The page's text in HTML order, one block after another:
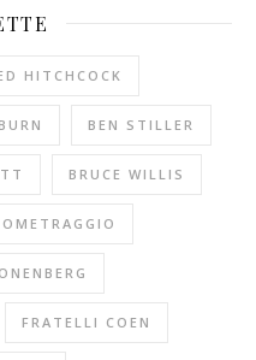
HITCHCOCK
BEN STILLER
BRUCE WILLIS
FRATELLI COEN